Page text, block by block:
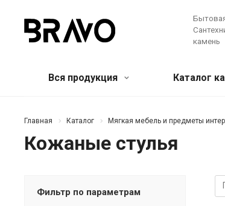
камень
Вся продукция
Мягкая мебель и предметы
Банкетки и пуфы Диваны
Зеркала
Лучшее предложение!
Мебель
Каталог
Кварцевый агломерат
Главная Каталог Мягкая мебель и предметы
Кожаные стулья
Фильтр по параметрам